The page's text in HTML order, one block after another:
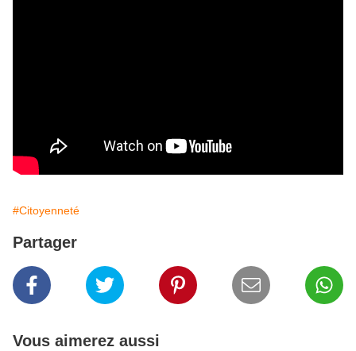
#Citoyenneté
Partager
Vous aimerez aussi